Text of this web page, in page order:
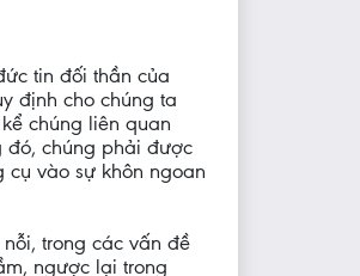
tin đối thần của
định cho chúng ta
chúng liên quan
đó, chúng phải được
cụ vào sự khôn ngoan
trong các vấn đề
ngược lại trong